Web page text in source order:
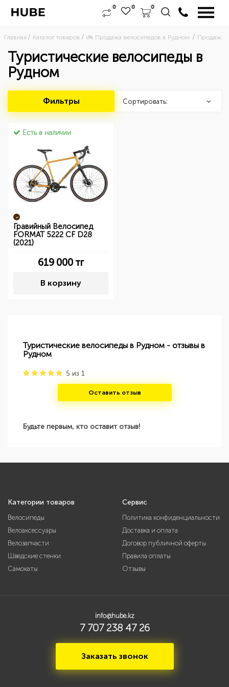
0 0 0
Главная Каталог товаров 🚲 Продажа велосипедов в Рудном Продажа
Туристические велосипеды в
Рудном
Фильтры Сортировать:
Есть в наличии
Гравийный Велосипед
FORMAT 5222 CF D28
(2021)
619 000 тг
В корзину
Туристические велосипеды в Рудном - отзывы в
Рудном
5 из 1
Оставить отзыв
Будьте первым, кто оставит отзыв!
Категории товаров
Велосипеды
Велоаксессуары
Велозапчасти
Шведские стенки
Самокаты
Сервис
Политика конфиденциальности
Доставка и оплата
Договор публичной оферты
Правила оплаты
Отзывы
info@hube.kz
7 707 238 47 26
Заказать звонок